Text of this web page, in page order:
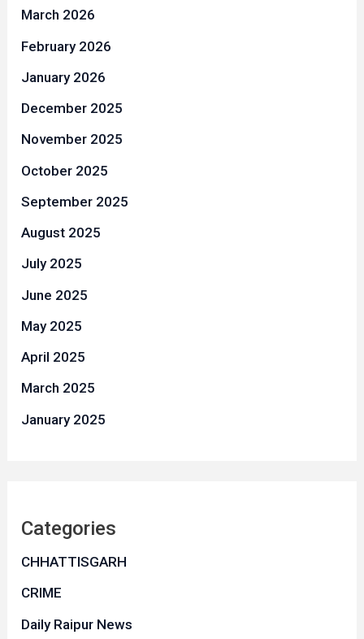
March 2026
February 2026
January 2026
December 2025
November 2025
October 2025
September 2025
August 2025
July 2025
June 2025
May 2025
April 2025
March 2025
January 2025
Categories
CHHATTISGARH
CRIME
Daily Raipur News